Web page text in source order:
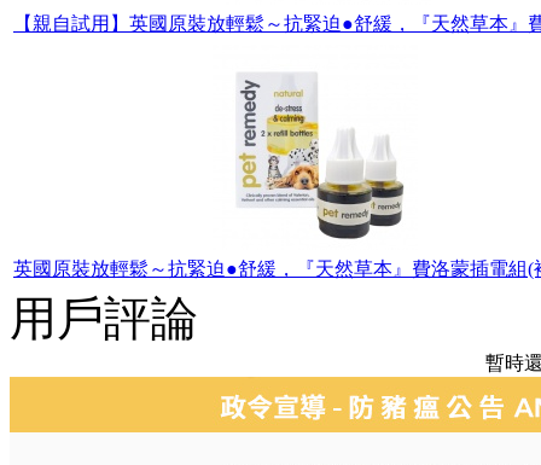
【親自試用】英國原裝放輕鬆～抗緊迫●舒緩，『天然草本』
英國原裝放輕鬆～抗緊迫●舒緩，『天然草本』費洛蒙插電組(
用戶評論
暫時